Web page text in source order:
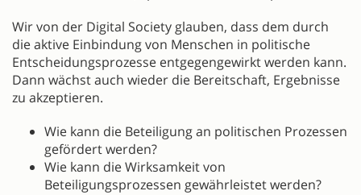
Wir von der Digital Society glauben, dass dem durch
die aktive Einbindung von Menschen in politische
Entscheidungsprozesse entgegengewirkt werden kann.
Dann wächst auch wieder die Bereitschaft, Ergebnisse
zu akzeptieren.
Wie kann die Beteiligung an politischen Prozessen
gefördert werden?
Wie kann die Wirksamkeit von
Beteiligungsprozessen gewährleistet werden?